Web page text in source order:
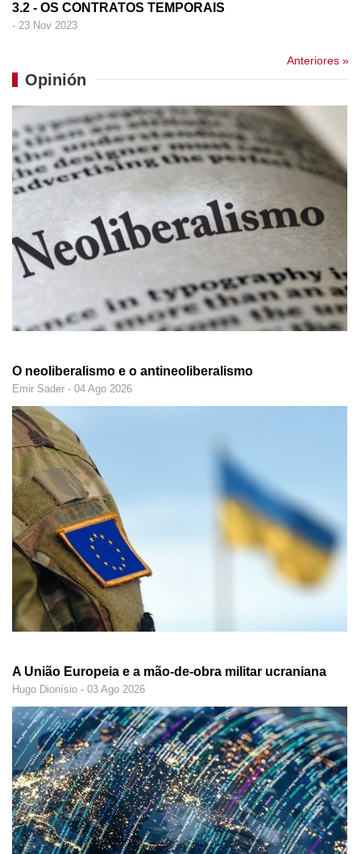
3.2 - OS CONTRATOS TEMPORAIS
- 23 Nov 2023
Anteriores »
Opinión
O neoliberalismo e o antineoliberalismo
Emir Sader - 04 Ago 2026
A União Europeia e a mão-de-obra militar ucraniana
Hugo Dionísio - 03 Ago 2026